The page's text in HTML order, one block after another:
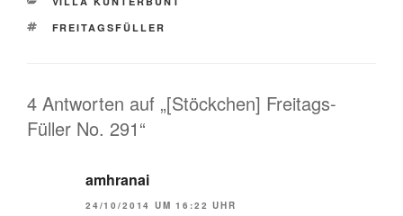
SCHLAGWÖRTER
FREITAGSFÜLLER
4 Antworten auf „[Stöckchen] Freitags-
Füller No. 291“
amhranai
24/10/2014 UM 16:22 UHR